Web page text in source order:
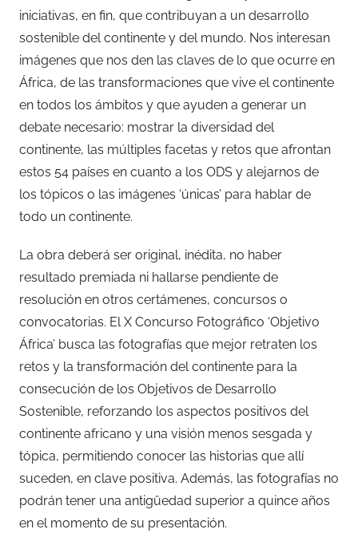
iniciativas, en fin, que contribuyan a un desarrollo
sostenible del continente y del mundo. Nos interesan
imágenes que nos den las claves de lo que ocurre en
África, de las transformaciones que vive el continente
en todos los ámbitos y que ayuden a generar un
debate necesario: mostrar la diversidad del
continente, las múltiples facetas y retos que afrontan
estos 54 países en cuanto a los ODS y alejarnos de
los tópicos o las imágenes ‘únicas’ para hablar de
todo un continente.
La obra deberá ser original, inédita, no haber
resultado premiada ni hallarse pendiente de
resolución en otros certámenes, concursos o
convocatorias. El X Concurso Fotográfico ‘Objetivo
África’ busca las fotografías que mejor retraten los
retos y la transformación del continente para la
consecución de los Objetivos de Desarrollo
Sostenible, reforzando los aspectos positivos del
continente africano y una visión menos sesgada y
tópica, permitiendo conocer las historias que allí
suceden, en clave positiva. Además, las fotografías no
podrán tener una antigüedad superior a quince años
en el momento de su presentación.